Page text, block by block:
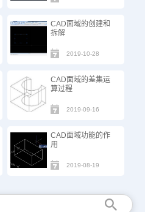
CAD面域的创建和
拆解
2019-10-28
CAD面域的差集运
算过程
2019-09-16
CAD面域功能的作
用
2019-08-19